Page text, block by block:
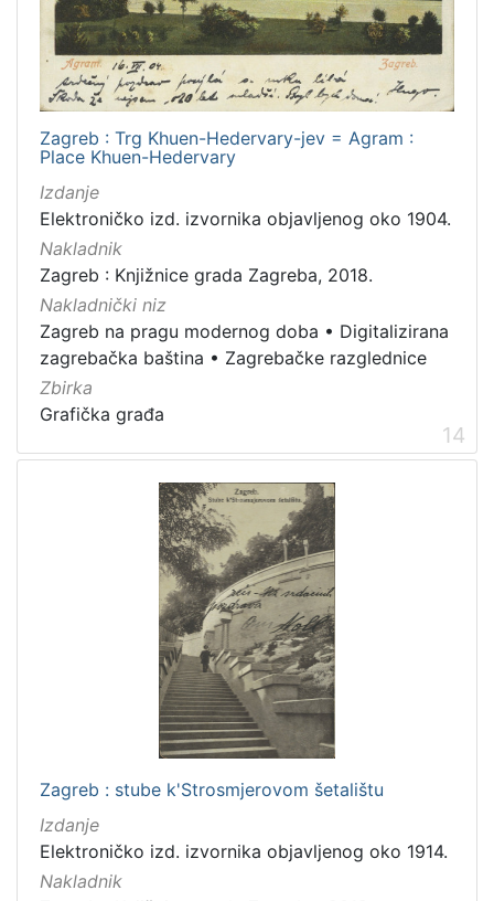
Zagreb : Trg Khuen-Hedervary-jev = Agram :
Place Khuen-Hedervary
Izdanje
Elektroničko izd. izvornika objavljenog oko 1904.
Nakladnik
Zagreb : Knjižnice grada Zagreba, 2018.
Nakladnički niz
Zagreb na pragu modernog doba • Digitalizirana
zagrebačka baština • Zagrebačke razglednice
Zbirka
Grafička građa
14
Zagreb : stube k'Strosmjerovom šetalištu
Izdanje
Elektroničko izd. izvornika objavljenog oko 1914.
Nakladnik